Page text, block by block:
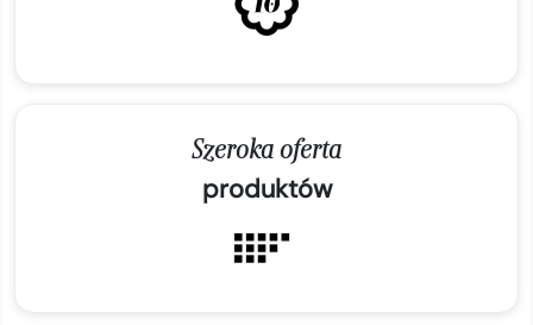
Szeroka oferta
produktów